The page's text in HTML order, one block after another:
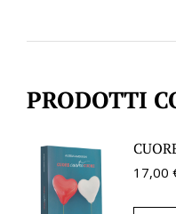
PRODOTTI
17,00